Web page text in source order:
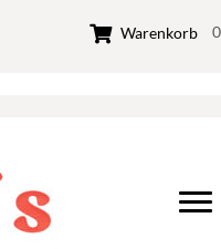
Warenkorb 0